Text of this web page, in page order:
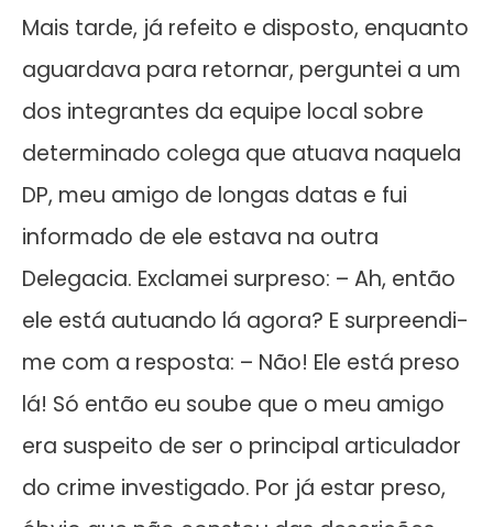
Mais tarde, já refeito e disposto, enquanto
aguardava para retornar, perguntei a um
dos integrantes da equipe local sobre
determinado colega que atuava naquela
DP, meu amigo de longas datas e fui
informado de ele estava na outra
Delegacia. Exclamei surpreso: – Ah, então
ele está autuando lá agora? E surpreendi-
me com a resposta: – Não! Ele está preso
lá! Só então eu soube que o meu amigo
era suspeito de ser o principal articulador
do crime investigado. Por já estar preso,